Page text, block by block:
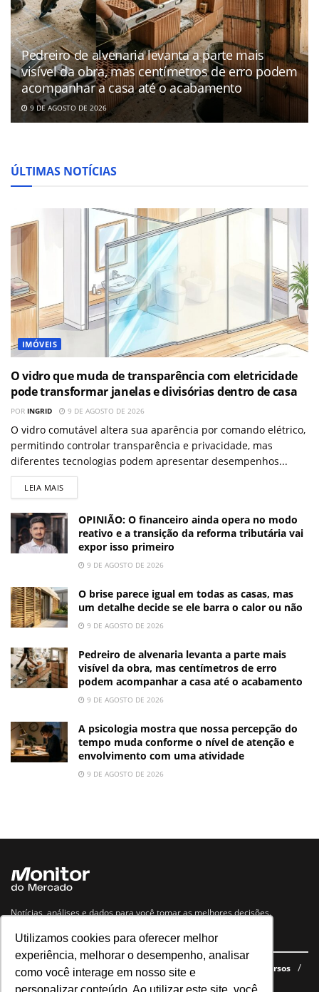
Utilizamos cookies para oferecer melhor
experiência, melhorar o desempenho, analisar
como você interage em nosso site e
Pedreiro de alvenaria levanta a parte mais
visível da obra, mas centímetros de erro podem
acompanhar a casa até o acabamento
9 DE AGOSTO DE 2026
ÚLTIMAS NOTÍCIAS
IMÓVEIS
O vidro que muda de transparência com eletricidade
pode transformar janelas e divisórias dentro de casa
POR INGRID 9 DE AGOSTO DE 2026
O vidro comutável altera sua aparência por comando elétrico,
permitindo controlar transparência e privacidade, mas
diferentes tecnologias podem apresentar desempenhos...
LEIA MAIS
OPINIÃO: O financeiro ainda opera no modo
reativo e a transição da reforma tributária vai
expor isso primeiro
9 DE AGOSTO DE 2026
O brise parece igual em todas as casas, mas
um detalhe decide se ele barra o calor ou não
9 DE AGOSTO DE 2026
Pedreiro de alvenaria levanta a parte mais
visível da obra, mas centímetros de erro
podem acompanhar a casa até o acabamento
9 DE AGOSTO DE 2026
A psicologia mostra que nossa percepção do
tempo muda conforme o nível de atenção e
envolvimento com uma atividade
9 DE AGOSTO DE 2026
Notícias, análises e dados para você tomar as melhores decisões.
Navegue no site
Últimas notícias Quem somos E-books gratuitos
Cursos
Política de privacidade